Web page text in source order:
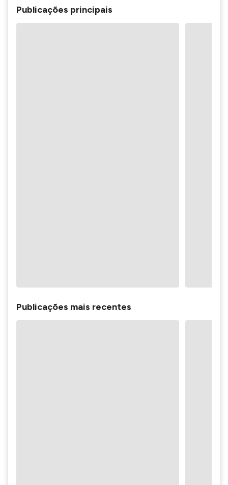
Publicações principais
Publicações mais recentes